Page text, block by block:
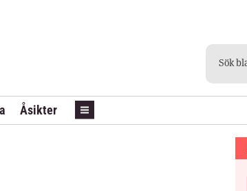
Åsikter LÖPSEDEL REVANSCH